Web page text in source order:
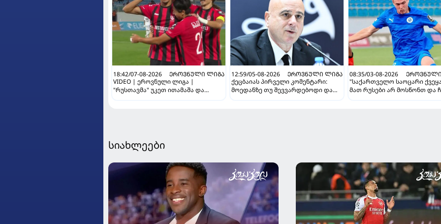
18:42/07-08-2026
ᲔᲠᲝᲕᲜᲣᲚᲘ ᲚᲘᲒᲐ
VIDEO | ეროვნული ლიგა |
"რუსთავმა" უკეთ ითამაშა და
12:59/05-08-2026
ᲔᲠᲝᲕᲜᲣᲚᲘ ᲚᲘᲒᲐ
ქეცბაიას პირველი კომენტარი:
მოედანზე თუ შევვარდებოდი და
08:35/03-08-2026
"საქართველო საოცარი
მათ რუსები არ მოსწონთ და
სიახლეები